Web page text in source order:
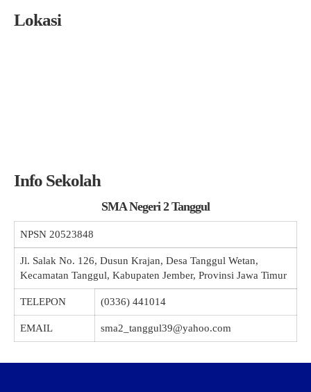
Lokasi
Info Sekolah
SMA Negeri 2 Tanggul
NPSN 20523848
Jl. Salak No. 126, Dusun Krajan, Desa Tanggul Wetan,
Kecamatan Tanggul, Kabupaten Jember, Provinsi Jawa Timur
TELEPON (0336) 441014
EMAIL sma2_tanggul39@yahoo.com